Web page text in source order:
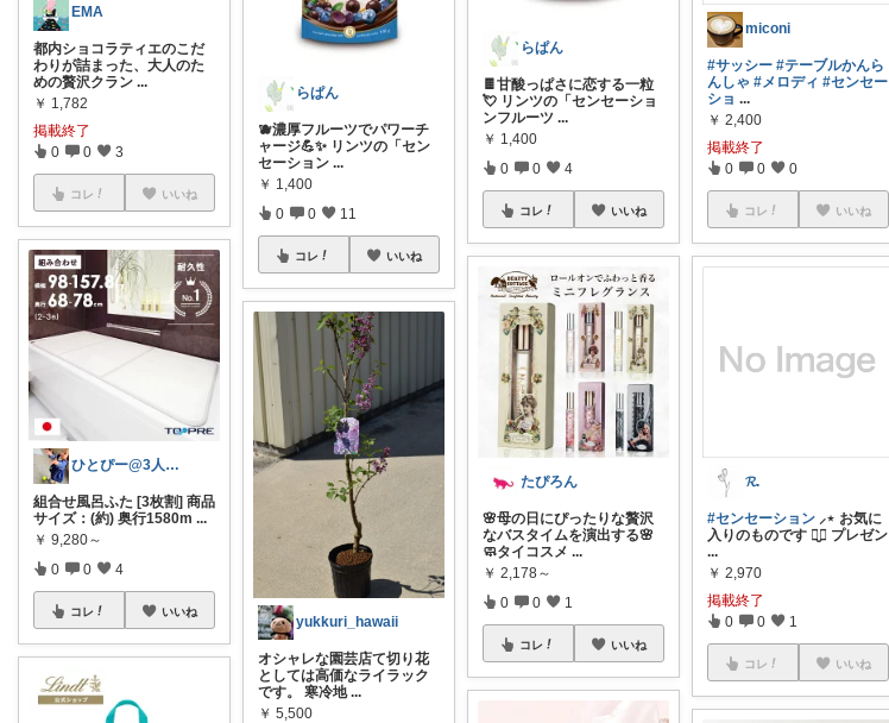
EMA
都内ショコラティエのこだ
わりが詰まった、大人のた
めの贅沢クラン ...
￥ 1,782
掲載終了
0 0 3
コレ いいね
ひとぴー@3人の小さい孫がいます🤗
組合せ風呂ふた [3枚割] 商品
サイズ：(約) 奥行1580m ...
￥ 9,280～
0 0 4
コレ いいね
らぱん
🫐濃厚フルーツでパワーチ
ャージ💪✨ リンツの「セン
セーション ...
￥ 1,400
0 0 11
コレ いいね
yukkuri_hawaii
オシャレな園芸店て切り花
としては高価なライラック
です。 寒冷地 ...
￥ 5,500
らぱん
🍫甘酸っぱさに恋する一粒
💘 リンツの「センセーショ
ンフルーツ ...
￥ 1,400
0 0 4
コレ いいね
たぴろん
🌸母の日にぴったりな贅沢
なバスタイムを演出する🌸
🧼タイコスメ ...
￥ 2,178～
0 0 1
コレ いいね
miconi
#サッシー #テーブルかんら
んしゃ #メロディ #センセー
ショ ...
￥ 2,400
掲載終了
0 0 0
コレ いいね
𝓡.
#センセーション ⸝⋆ お気に
入りのものです ⠉̮⃝ プレゼン
...
￥ 2,970
掲載終了
0 0 1
コレ いいね